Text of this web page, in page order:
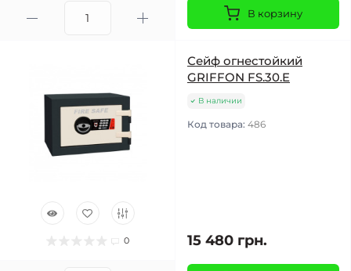
В корзину
0
Сейф огнестойкий
GRIFFON FS.30.E
В наличии
Код товара: 486
15 480 грн.